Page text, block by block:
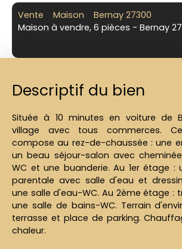
Vente Maison
Bernay 27300
Maison à vendre, 6 pièces - Bernay
Descriptif du bien
Située à 10 minutes en voiture de
village avec tous commerces.
compose au rez-de-chaussée : une
un beau séjour-salon avec
WC et une buanderie. Au 1er étage :
parentale avec salle d'eau et
une salle d'eau-WC. Au 2ème étage :
une salle de bains-WC. Terrain
terrasse et place de parking.
chaleur.